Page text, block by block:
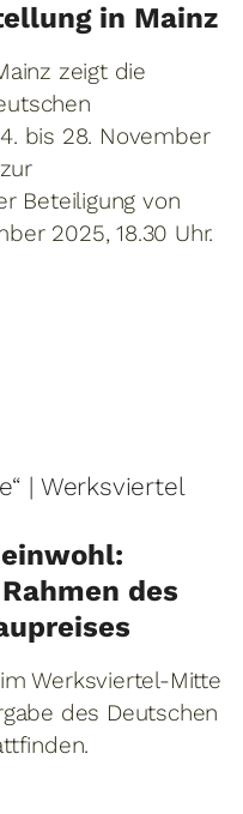
in Mainz
zeigt die
bis 28. November
Beteiligung von
2025, 18.30 Uhr.
| Werksviertel
des
Werksviertel-Mitte
des Deutschen